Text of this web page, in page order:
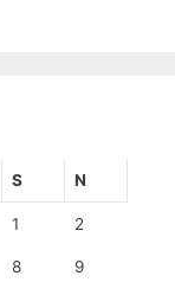
S N
1 2
8 9